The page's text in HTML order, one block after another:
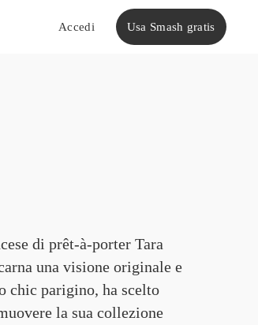
Accedi Usa Smash gratis
di prêt-à-porter Tara
una visione originale e
chic parigino, ha scelto
la sua collezione